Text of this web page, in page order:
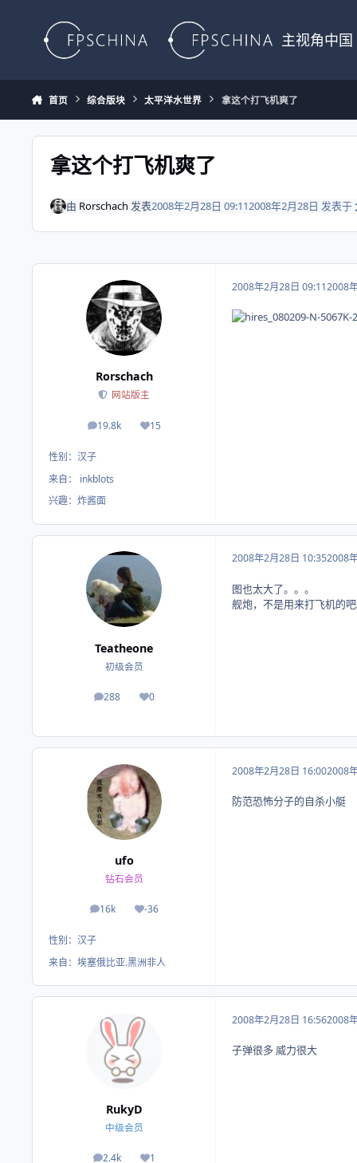
主视角中国
首页 综合版块 太平洋水世界 拿这个打飞机爽了
拿这个打飞机爽了
由 Rorschach 发表2008年2月28日 09:112008年2月28日 发表于
Rorschach
网站版主
19.8k
帖子 15
荣誉积分
性别： 汉子
来自：
inkblots
兴趣： 炸酱面
2008年2月28日 09:112008
Teatheone
初级会员
288
帖子 0
荣誉积分
2008年2月28日 10:352008
图也太大了。。。
舰炮，不是用来打飞机的吧
ufo
钻石会员
16k
帖子 -36
荣誉积分
性别： 汉子
来自： 埃塞俄比亚.黑洲非人
2008年2月28日 16:002008
防范恐怖分子的自杀小艇
RukyD
中级会员
2.4k 1
2008年2月28日 16:562008
子弹很多 威力很大